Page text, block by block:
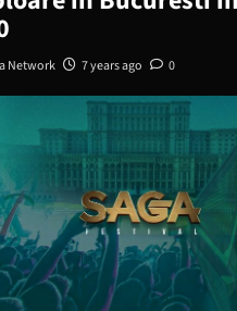
Network 7 years ago 0